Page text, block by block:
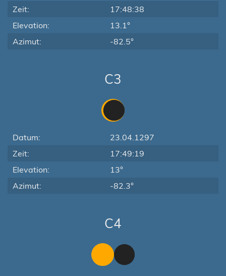
Zeit:
17:48:38
Elevation:
13.1°
Azimut:
-82.5°
C3
Datum:
23.04.1297
Zeit:
17:49:19
Elevation:
13°
Azimut:
-82.3°
C4